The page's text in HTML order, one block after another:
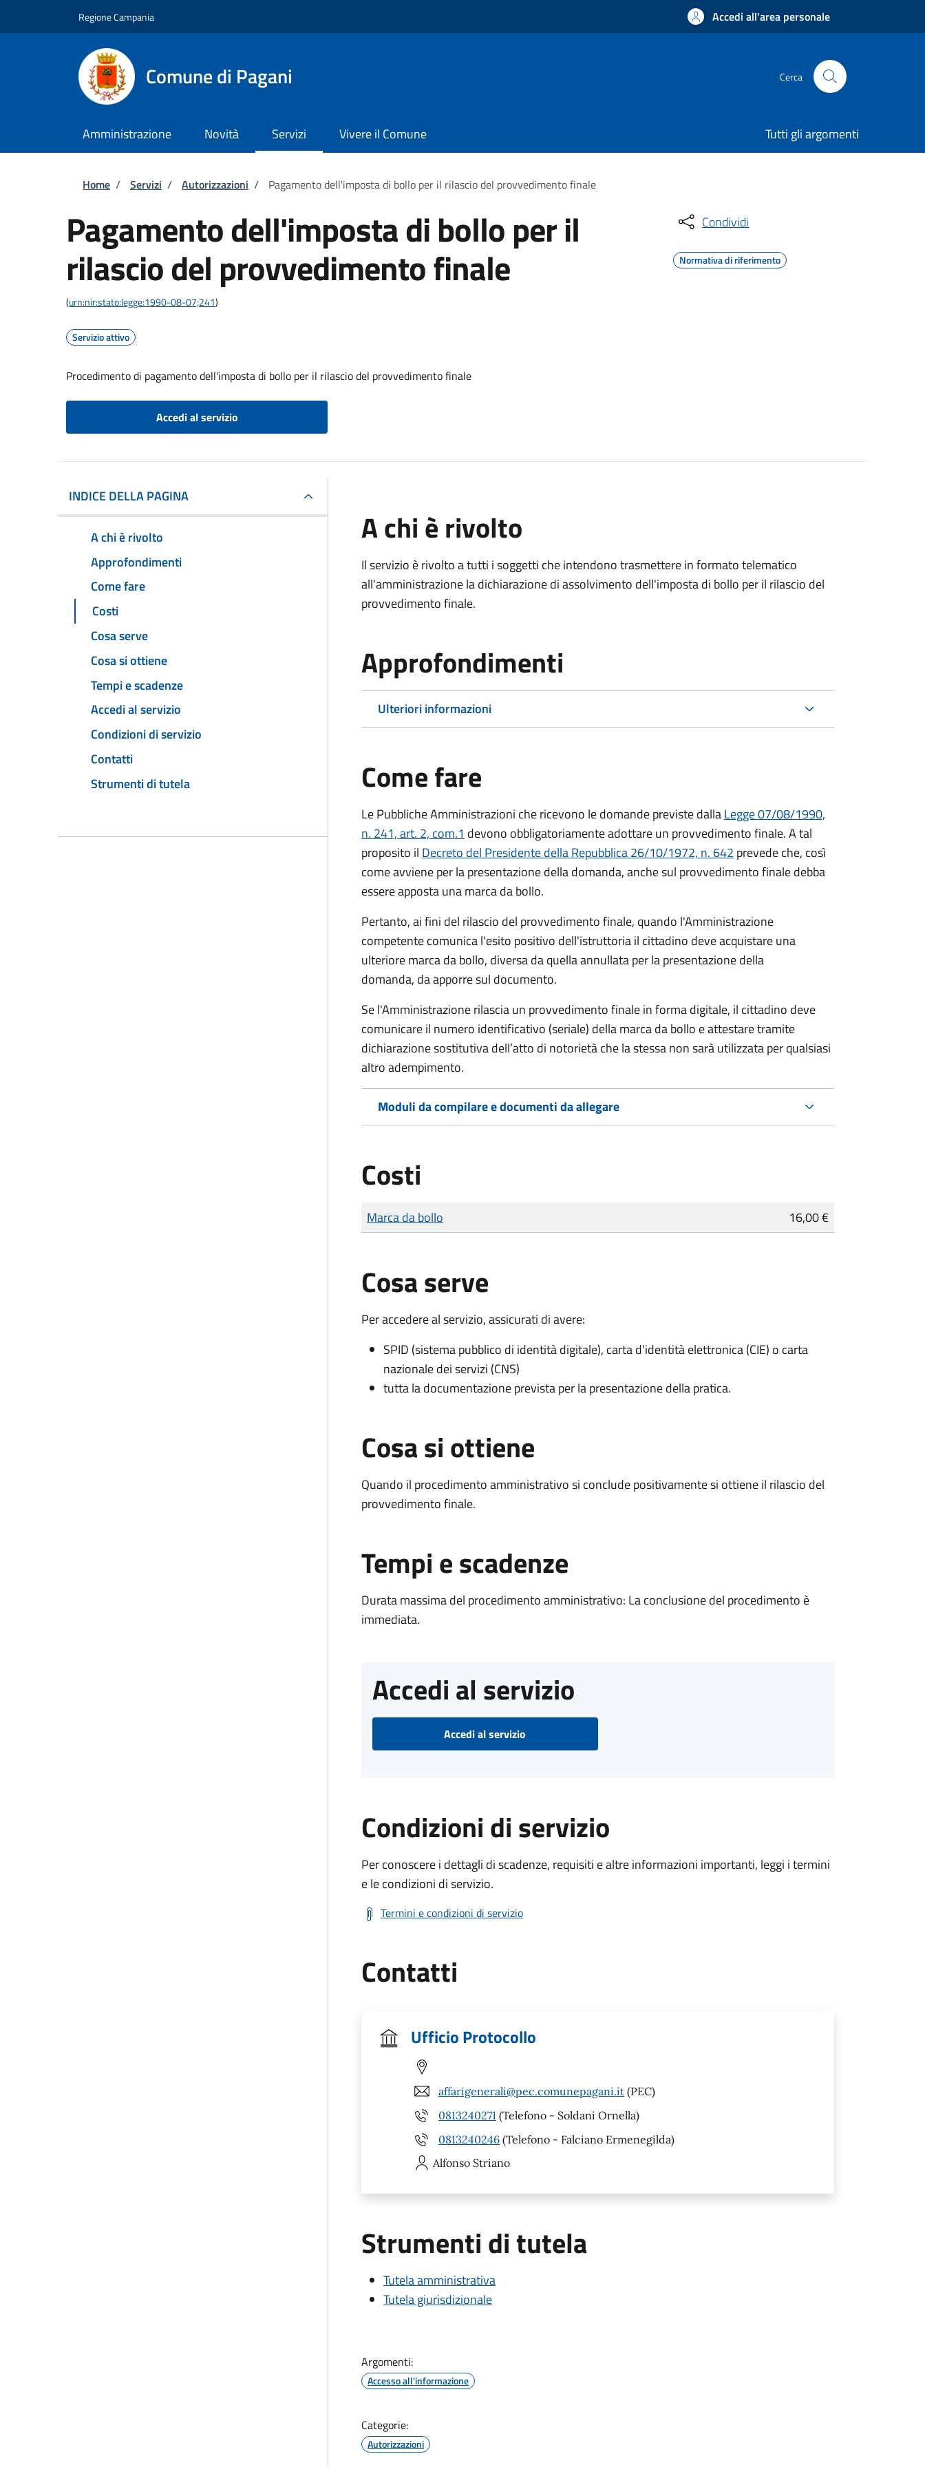
Regione Campania Accedi all'area personale
Comune di Pagani Cerca
Amministrazione Novità Servizi Vivere il Comune Tutti gli argomenti
Briciole di pane
Home / Servizi / Autorizzazioni / Pagamento dell'imposta di bollo per il rilascio del provvedimento finale
Pagamento dell'imposta di bollo per il
rilascio del provvedimento finale
(urn:nir:stato:legge:1990-08-07;241)
Servizio attivo
Procedimento di pagamento dell'imposta di bollo per il rilascio del provvedimento finale
Accedi al servizio
Condividi
Normativa di riferimento
INDICE DELLA PAGINA
A chi è rivolto
Approfondimenti
Come fare
Costi
Cosa serve
Cosa si ottiene
Tempi e scadenze
Accedi al servizio
Condizioni di servizio
Contatti
Strumenti di tutela
A chi è rivolto
Il servizio è rivolto a tutti i soggetti che intendono trasmettere in formato telematico
all'amministrazione la dichiarazione di assolvimento dell'imposta di bollo per il rilascio del
provvedimento finale.
Approfondimenti
Ulteriori informazioni
Come fare
Le Pubbliche Amministrazioni che ricevono le domande previste dallaLegge 07/08/1990,
n. 241, art. 2, com.1 devono obbligatoriamente adottare un provvedimento finale. A tal
proposito il Decreto del Presidente della Repubblica 26/10/1972, n. 642 prevede che, così
come avviene per la presentazione della domanda, anche sul provvedimento finale debba
essere apposta una marca da bollo.
Pertanto, ai fini del rilascio del provvedimento finale, quando l'Amministrazione
competente comunica l'esito positivo dell'istruttoria il cittadino deve acquistare una
ulteriore marca da bollo, diversa da quella annullata per la presentazione della
domanda, da apporre sul documento.
Se l'Amministrazione rilascia un provvedimento finale in forma digitale, il cittadino deve
comunicare il numero identificativo (seriale) della marca da bollo e attestare tramite
dichiarazione sostitutiva dell’atto di notorietà che la stessa non sarà utilizzata per qualsiasi
altro adempimento.
Moduli da compilare e documenti da allegare
Costi
Tipo di pagamento
Importo
Marca da bollo 16,00 €
Cosa serve
Per accedere al servizio, assicurati di avere:
SPID (sistema pubblico di identità digitale), carta d’identità elettronica (CIE) o carta
nazionale dei servizi (CNS)
tutta la documentazione prevista per la presentazione della pratica.
Cosa si ottiene
Quando il procedimento amministrativo si conclude positivamente si ottiene il rilascio del
provvedimento finale.
Tempi e scadenze
Durata massima del procedimento amministrativo: La conclusione del procedimento è
immediata.
Accedi al servizio
Accedi al servizio
Condizioni di servizio
Per conoscere i dettagli di scadenze, requisiti e altre informazioni importanti, leggi i termini
e le condizioni di servizio.
Termini e condizioni di servizio
Contatti
Ufficio Protocollo
affarigenerali@pec.comunepagani.it (PEC)
0813240271 (Telefono - Soldani Ornella)
0813240246 (Telefono - Falciano Ermenegilda)
Alfonso Striano
Strumenti di tutela
Tutela amministrativa
Tutela giurisdizionale
Argomenti:
Accesso all'informazione
Categorie:
Autorizzazioni